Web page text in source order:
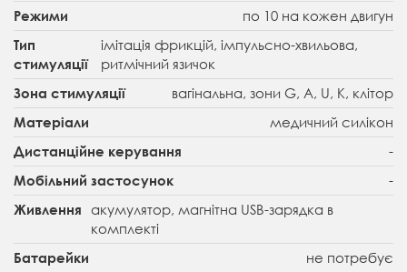
Режими по 10 на кожен двигун
Тип
стимуляції
імітація фрикцій, імпульсно-хвильова,
ритмічний язичок
Зона стимуляції вагінальна, зони G, A, U, K, клітор
Матеріали медичний силікон
Дистанційне керування -
Мобільний застосунок -
Живлення
акумулятор, магнітна USB-зарядка в
комплекті
Батарейки не потребує